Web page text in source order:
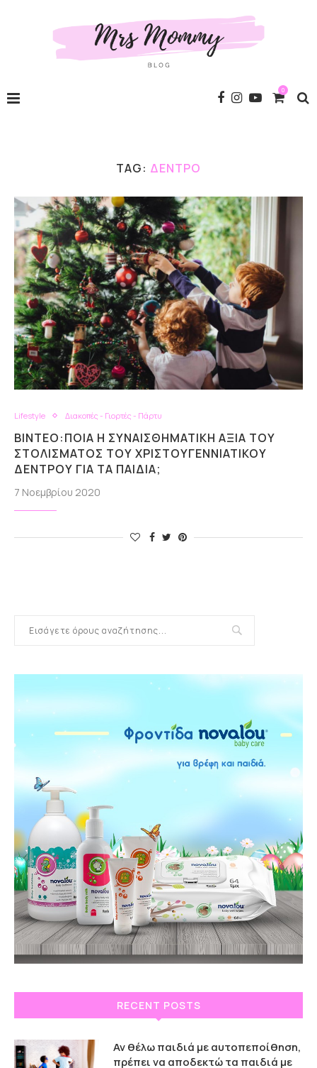
0
TAG: ΔΈΝΤΡΟ
Lifestyle Διακοπές - Γιορτές - Πάρτυ
ΒΊΝΤΕΟ:ΠΟΙΑ Η ΣΥΝΑΙΣΘΗΜΑΤΙΚΉ ΑΞΊΑ ΤΟΥ
ΣΤΟΛΊΣΜΑΤΟΣ ΤΟΥ ΧΡΙΣΤΟΥΓΕΝΝΙΆΤΙΚΟΥ
ΔΈΝΤΡΟΥ ΓΙΑ ΤΑ ΠΑΙΔΙΆ;
7 Νοεμβρίου 2020
RECENT POSTS
Αν θέλω παιδιά με αυτοπεποίθηση,
πρέπει να αποδεκτώ τα παιδιά με